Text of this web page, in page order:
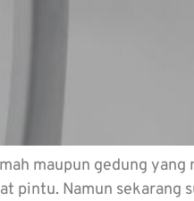
maupun gedung
Namun sekarang